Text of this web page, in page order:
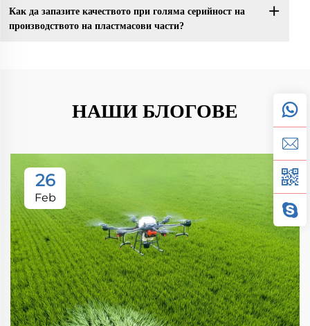
Как да запазите качеството при голяма серийност на
производството на пластмасови части?
НАШИ БЛОГОВЕ
26
Feb